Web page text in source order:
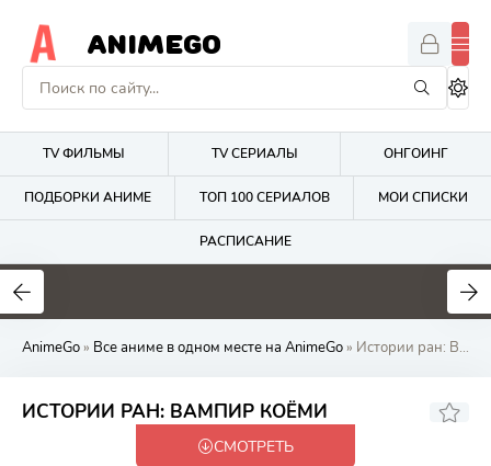
ANIMEGO
TV ФИЛЬМЫ TV СЕРИАЛЫ ОНГОИНГ
ПОДБОРКИ АНИМЕ ТОП 100 СЕРИАЛОВ МОИ СПИСКИ
РАСПИСАНИЕ
1.7
AnimeGo» Все аниме в одном месте на AnimeGo» Истории ран: Вампир Коёми
ИСТОРИИ РАН: ВАМПИР КОЁМИ
Закончен
7.92
СМОТРЕТЬ